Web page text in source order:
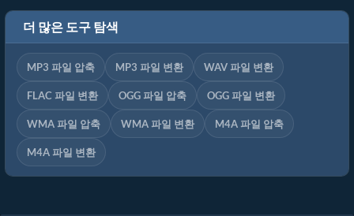
더 많은 도구 탐색
MP3 파일 압축 MP3 파일 변환 WAV 파일 변환
FLAC 파일 변환 OGG 파일 압축 OGG 파일 변환
WMA 파일 압축 WMA 파일 변환 M4A 파일 압축
M4A 파일 변환